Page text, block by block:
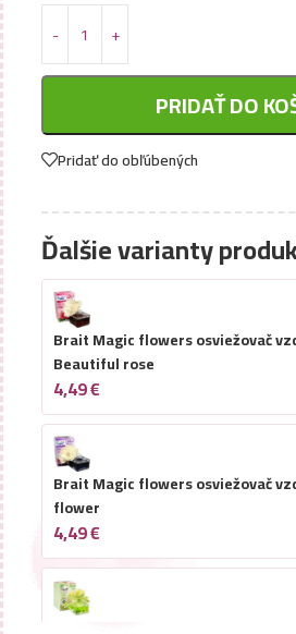
PRIDAŤ DO
Pridať do obľúbených
Ďalšie varianty
Brait Magic flowers osviežovač
Beautiful rose
4,49€
Brait Magic flowers osviežovač
flower
4,49€